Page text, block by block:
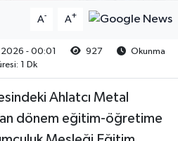
A- A+
- 00:01 927
Okunma
1 Dk
Ahlatcı Metal
dönem eğitim-öğretime